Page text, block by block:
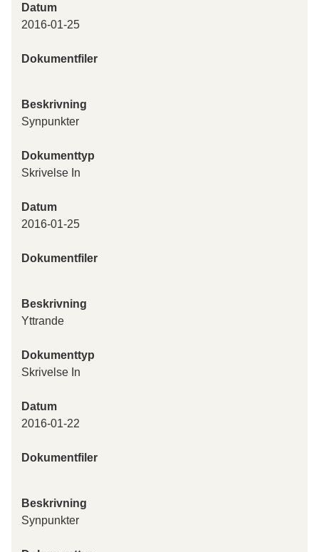
Datum
2016-01-25
Dokumentfiler
Beskrivning
Synpunkter
Dokumenttyp
Skrivelse In
Datum
2016-01-25
Dokumentfiler
Beskrivning
Yttrande
Dokumenttyp
Skrivelse In
Datum
2016-01-22
Dokumentfiler
Beskrivning
Synpunkter